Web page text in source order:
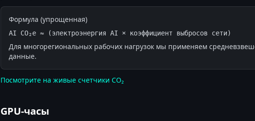
Формула (упрощенная)
AI CO₂e ≈ (электроэнергия AI × коэффициент выбросов сети)
Для многорегиональных рабочих нагрузок мы применяем
данные.
Посмотрите на живые счетчики CO₂
GPU-часы